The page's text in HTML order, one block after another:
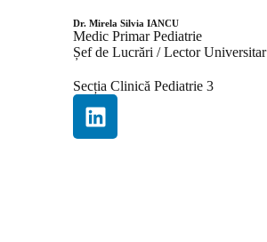
Dr. Mirela Silvia IANCU
Medic Primar Pediatrie
Șef de Lucrări / Lector Universitar
Secția Clinică Pediatrie 3